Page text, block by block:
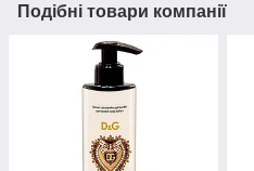
Подібні товари компанії